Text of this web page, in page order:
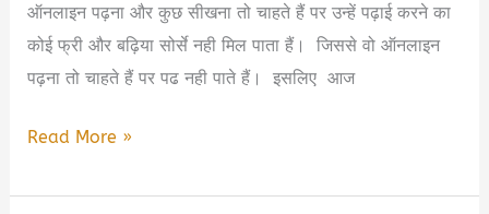
पढ़नी
चाहिए
ये
ऑनलाइन पढ़ना और कुछ सीखना तो चाहते हैं पर उन्हें पढ़ाई करने का
कोई फ्री और बढ़िया सोर्से नही मिल पाता हैं। जिससे वो ऑनलाइन
पढ़ना तो चाहते हैं पर पढ नही पाते हैं। इसलिए आज
ऑनलाइन
कैसे
Read More »